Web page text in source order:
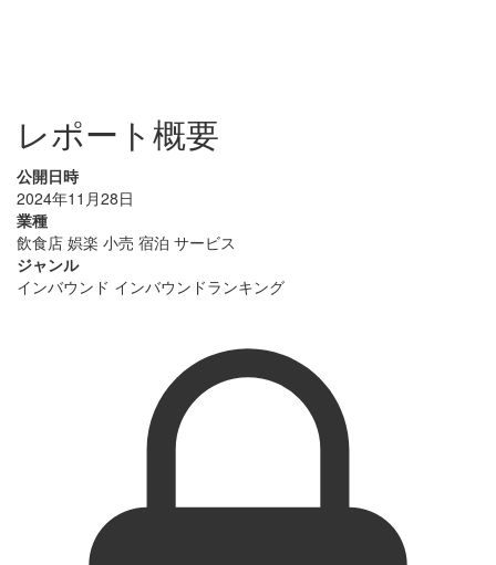
レポート概要
公開日時
2024年11月28日
業種
飲食店 娯楽 小売 宿泊 サービス
ジャンル
インバウンド インバウンドランキング